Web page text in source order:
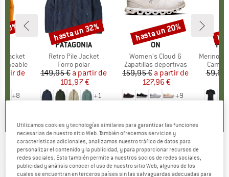
Jacket
reducido
de
+8
MARCA
PATAGONIA
Artículo
Retro Pile Jacket
Product group
Forro polar
Precio
149,95 € Precio reducido
a partir de
101,97 €
+1
Descuento
hasta un 32%
MARCA
ON
Artículo
Women's Cloud 6
Product group
Zapatillas deportivas
Precio
159,95 € Precio reducido
a partir de
127,96 €
+9
Descuento
hasta un 20%
Artículo
MerinoMix150
59,95
BOLLÉ -Merit Polarized S3 - Gafas de sol
(0)
Utilizamos cookies y tecnologías similares para garantizar las funciones
necesarias de nuestro sitio Web. También ofrecemos servicios y
características adicionales, analizamos nuestro tráfico de datos para
personalizar el contenido y la publicidad, y para proporcionar recursos de
redes sociales. Esto también permite a nuestros socios de redes sociales,
publicidad y análisis conocer el uso de nuestro sitio Web, algunos de los
cuales se encuentran en terceros países sin las salvaguardas adecuadas para